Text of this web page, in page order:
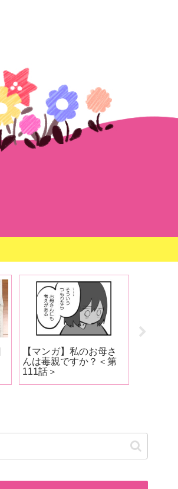
【マンガ】私のお母さ
んは毒親ですか？＜第
111話＞